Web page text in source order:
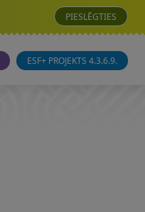
PIESLĒGTIES
ESF+ PROJEKTS 4.3.6.9.